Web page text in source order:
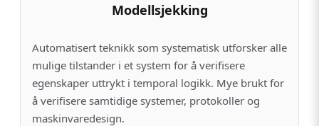
Modellsjekking
Automatisert teknikk som systematisk utforsker alle
mulige tilstander i et system for å verifisere
egenskaper uttrykt i temporal logikk. Mye brukt for
å verifisere samtidige systemer, protokoller og
maskinvaredesign.